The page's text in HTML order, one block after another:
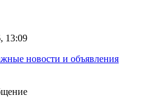
13:09
новости и объявления